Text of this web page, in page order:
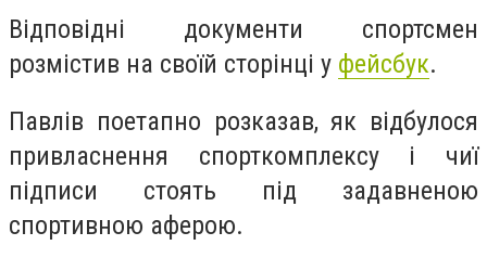
Відповідні документи спортсмен
розмістив на своїй сторінці у фейсбук.
Павлів поетапно розказав, як відбулося
привласнення спорткомплексу і чиї
підписи стоять під задавненою
спортивною аферою.